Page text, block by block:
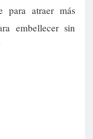
para atraer más
embellecer sin